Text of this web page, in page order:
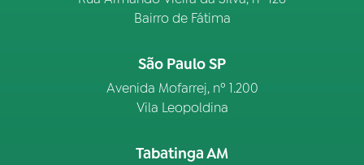
Bairro de Fátima
São Paulo SP
Avenida Mofarrej, nº 1.200
Vila Leopoldina
Tabatinga AM